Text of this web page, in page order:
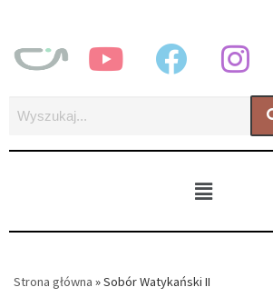
Strona główna »Sobór Watykański II